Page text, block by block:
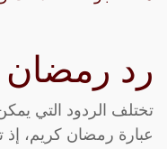
رد رمضان
تختلف الردود التي
عبارة رمضان كريم، إذ